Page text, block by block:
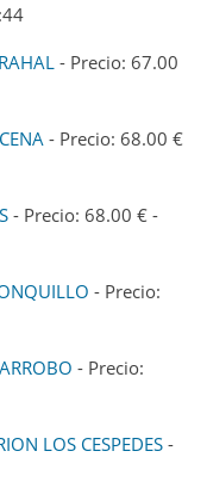
- Precio: 67.00
- Precio: 68.00 €
- Precio: 68.00 € -
- Precio:
- Precio:
LOS CESPEDES -